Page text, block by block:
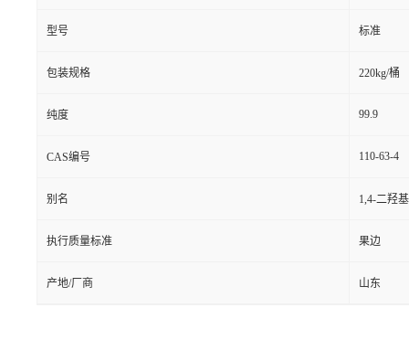
型号 标准
包装规格 220kg/桶
纯度 99.9
CAS编号 110-63-4
别名 1,4-二羟
执行质量标准 果边
产地/厂商 山东